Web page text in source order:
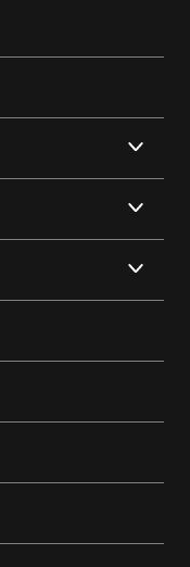
くり
ォーム
介
わせ